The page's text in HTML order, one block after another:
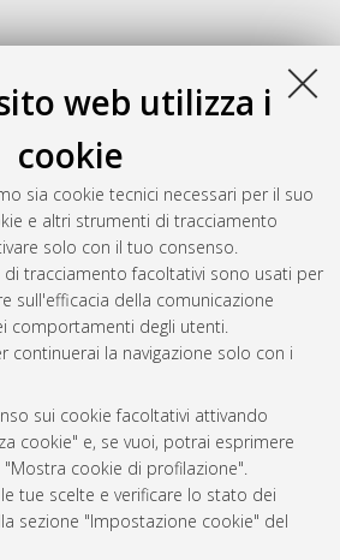
web utilizza i
cookie
sia cookie tecnici necessari per il suo
e altri strumenti di tracciamento
solo con il tuo consenso.
tracciamento facoltativi sono usati per
sull'efficacia della comunicazione
comportamenti degli utenti.
continuerai la navigazione solo con i
sui cookie facoltativi attivando
cookie" e, se vuoi, potrai esprimere
cookie di profilazione".
tue scelte e verificare lo stato dei
sezione "Impostazione cookie" del
del documento: